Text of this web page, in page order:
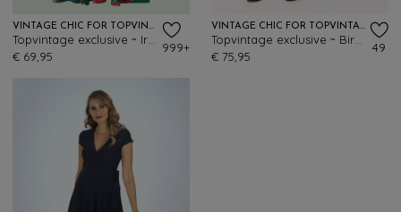
VINTAGE CHIC FOR TOPVINTAGE
€ 69,95
999+
VINTAGE CHIC FOR TOPVINTAGE
€ 75,95
49